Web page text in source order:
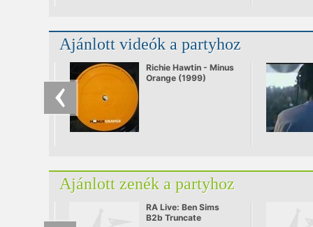
Ajánlott videók a partyhoz
Richie Hawtin - Minus
Orange (1999)
Ajánlott zenék a partyhoz
RA Live: Ben Sims
B2b Truncate